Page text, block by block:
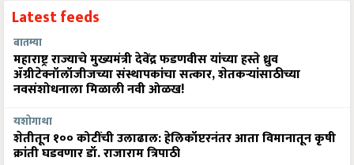
Latest feeds
बातम्या
महाराष्ट्र राज्याचे मुख्यमंत्री देवेंद्र फडणवीस यांच्या हस्ते ध्रुव
ॲग्रीटेक्नॉलॉजीजच्या संस्थापकांचा सत्कार, शेतकऱ्यांसाठीच्या
नवसंशोधनाला मिळाली नवी ओळख!
यशोगाथा
शेतीतून १०० कोटींची उलाढाल: हेलिकॉप्टरनंतर आता विमानातून कृषी
क्रांती घडवणार डॉ. राजाराम त्रिपाठी